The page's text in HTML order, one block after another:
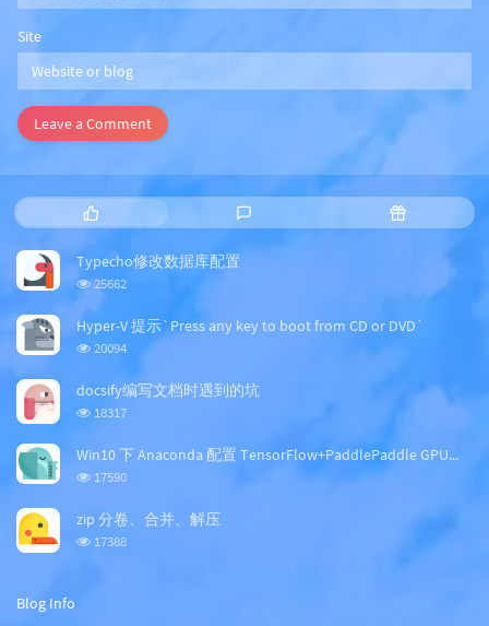
Site
Leave a Comment
P
o
u
a
r
r
t
c
l
s
a
t
c
m
n
R
a
m
l
Typecho修改数据库配置
浏
次
数:
25662
Hyper-V 提示`Press any key to boot from CD or DVD`
浏
次
20094
docsify编写文档时遇到的坑
浏
次
18317
Win10 下 Anaconda 配置 TensorFlow+PaddlePaddle GPU版本
浏
次
数:
17590
zip 分卷、合并、解压
浏
17388
Blog Info